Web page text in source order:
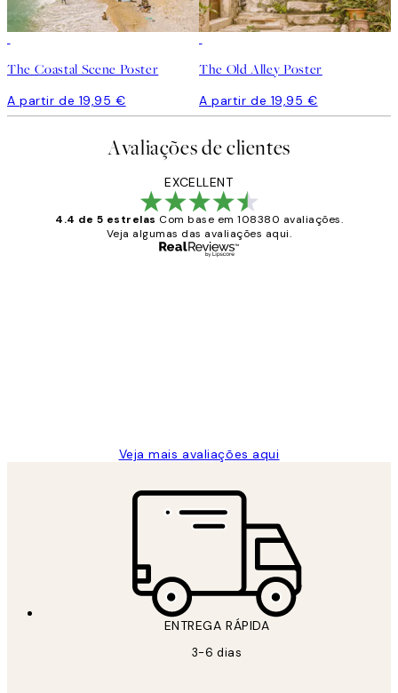
The Coastal Scene Poster
A partir de 19,95 €
The Old Alley Poster
A partir de 19,95 €
Avaliações de clientes
EXCELLENT
4.4 de 5 estrelas Com base em 108380 avaliações.
Veja algumas das avaliações aqui.
Veja mais avaliações aqui
ENTREGA RÁPIDA
3-6 dias